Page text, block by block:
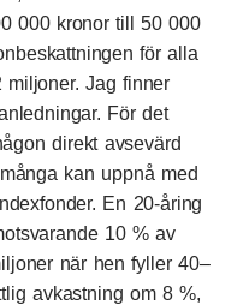
000 kronor till 50 000
för alla
Jag finner
För det
direkt avsevärd
kan uppnå med
En 20-åring
10 % av
när hen fyller 40–
avkastning om 8 %,